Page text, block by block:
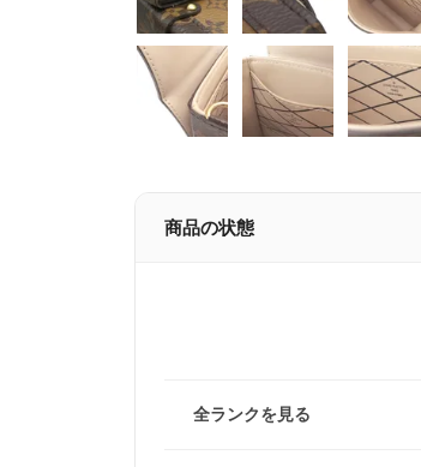
商品の状態
全ランクを見る